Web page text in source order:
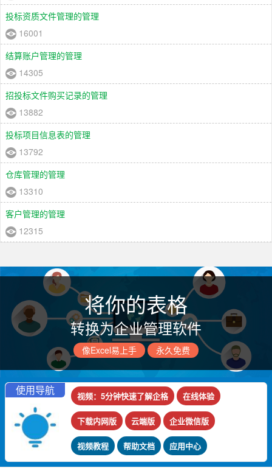
投标资质文件管理的管理
16001
结算账户管理的管理
14305
招投标文件购买记录的管理
13882
投标项目信息表的管理
13792
仓库管理的管理
13310
客户管理的管理
12315
将你的表格
转换为企业管理软件
像Excel易上手 永久免费
使用导航 视频：5分钟快速了解企格 在线体验
下载内网版 云端版 企业微信版
视频教程 帮助文档 应用中心